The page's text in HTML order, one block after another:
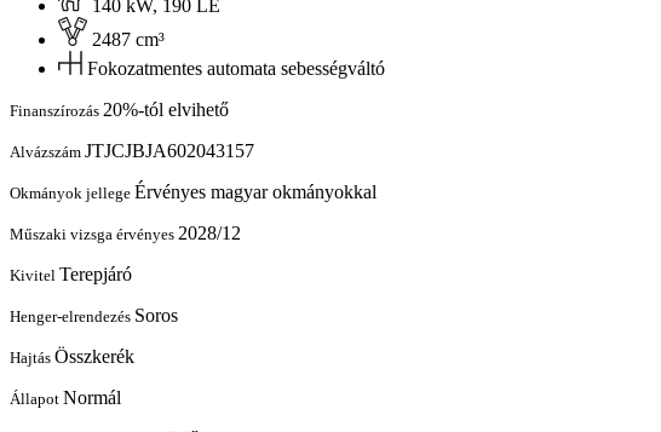
140 kW, 190 LE
2487 cm³
Fokozatmentes automata sebességváltó
Finanszírozás 20%-tól elvihető
Alvázszám JTJCJBJA602043157
Okmányok jellege Érvényes magyar okmányokkal
Műszaki vizsga érvényes 2028/12
Kivitel Terepjáró
Henger-elrendezés Soros
Hajtás Összkerék
Állapot Normál